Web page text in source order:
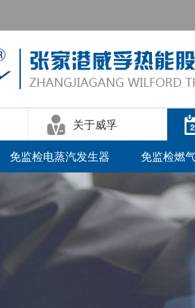
关于威孚
免监检电蒸汽发生器 免监检燃